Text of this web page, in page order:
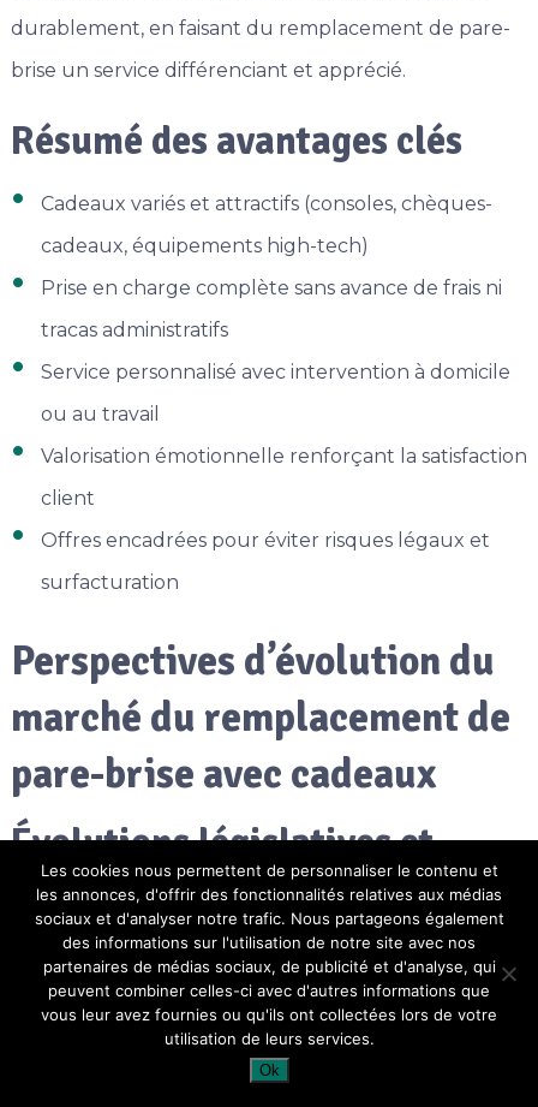
durablement, en faisant du remplacement de pare-
brise un service différenciant et apprécié.
Résumé des avantages clés
Cadeaux variés et attractifs (consoles, chèques-
cadeaux, équipements high-tech)
Prise en charge complète sans avance de frais ni
tracas administratifs
Service personnalisé avec intervention à domicile
ou au travail
Valorisation émotionnelle renforçant la satisfaction
client
Offres encadrées pour éviter risques légaux et
surfacturation
Perspectives d’évolution du
marché du remplacement de
pare-brise avec cadeaux
Évolutions législatives et
encadrement futur
Le marché duremplacement de pare-brise avec
cadeauxest soumis à une pression croissante des
autorités pour encadrer les pratiques commerciales.
La multiplication des offres incitatives a attiré
Les cookies nous permettent de personnaliser le contenu et
les annonces, d'offrir des fonctionnalités relatives aux médias
sociaux et d'analyser notre trafic. Nous partageons également
des informations sur l'utilisation de notre site avec nos
partenaires de médias sociaux, de publicité et d'analyse, qui
peuvent combiner celles-ci avec d'autres informations que
vous leur avez fournies ou qu'ils ont collectées lors de votre
utilisation de leurs services.
Ok